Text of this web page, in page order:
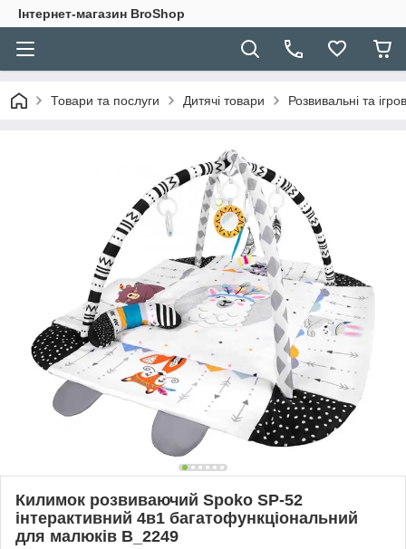
Інтернет-магазин BroShop
Товари та послуги Дитячі товари Розвивальні та
Килимок розвиваючий Spoko SP-52
інтерактивний 4в1 багатофункціональний
для малюків B_2249